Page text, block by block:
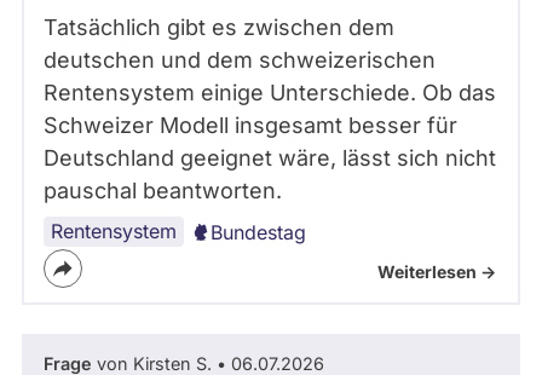
Tatsächlich gibt es zwischen dem
deutschen und dem schweizerischen
Rentensystem einige Unterschiede. Ob das
Schweizer Modell insgesamt besser für
Deutschland geeignet wäre, lässt sich nicht
pauschal beantworten.
Rentensystem Bundestag
Weiterlesen ->
Frage von Kirsten S. • 06.07.2026